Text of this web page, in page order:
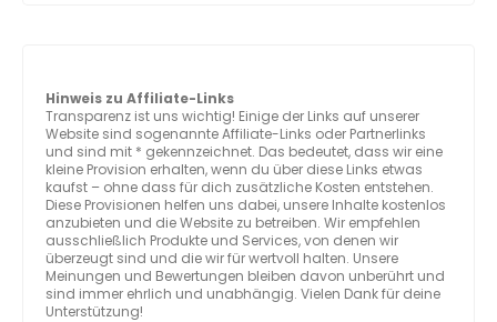
Hinweis zu Affiliate-Links
Transparenz ist uns wichtig! Einige der Links auf unserer
Website sind sogenannte Affiliate-Links oder Partnerlinks
und sind mit * gekennzeichnet. Das bedeutet, dass wir eine
kleine Provision erhalten, wenn du über diese Links etwas
kaufst – ohne dass für dich zusätzliche Kosten entstehen.
Diese Provisionen helfen uns dabei, unsere Inhalte kostenlos
anzubieten und die Website zu betreiben. Wir empfehlen
ausschließlich Produkte und Services, von denen wir
überzeugt sind und die wir für wertvoll halten. Unsere
Meinungen und Bewertungen bleiben davon unberührt und
sind immer ehrlich und unabhängig. Vielen Dank für deine
Unterstützung!